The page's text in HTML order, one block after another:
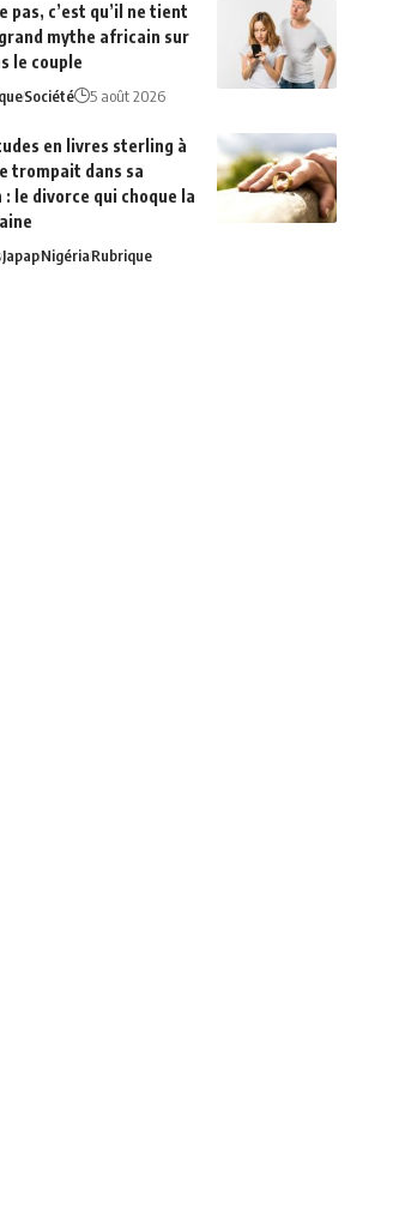
pas, c’est qu’il ne tient
mythe africain sur
le couple
Société 5 août 2026
en livres sterling à
trompait dans sa
le divorce qui choque la
JapapNigériaRubrique